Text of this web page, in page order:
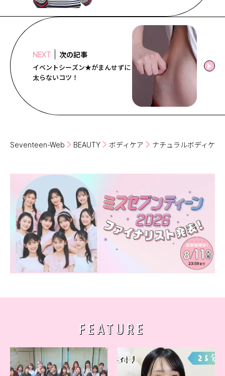
NEXT 次の記事
イベントシーズン★がまんせずに
太らないコツ！
Seventeen-Web BEAUTY ボディケア ナチュラルボディケ
FEATURE